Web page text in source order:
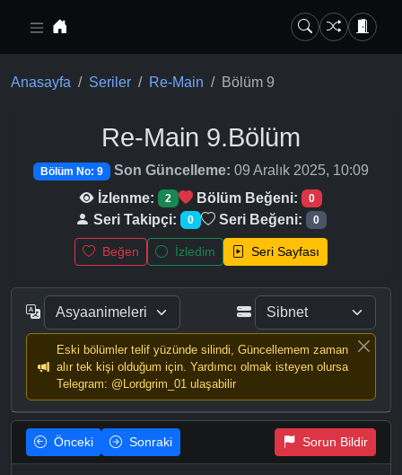
Anasayfa Seriler Re-Main Bölüm 9
Re-Main 9.Bölüm
Bölüm No: 9 Son Güncelleme: 09 Aralık 2025, 10:09
İzlenme:
2 Bölüm Beğeni: 0
Seri Takipçi: 0 Seri Beğeni: 0
Beğen İzledim Seri Sayfası
Eski bölümler telif yüzünde silindi, Güncellemem zaman
alır tek kişi olduğum için. Yardımcı olmak isteyen olursa
Telegram: @Lordgrim_01 ulaşabilir
Önceki Sonraki Sorun Bildir